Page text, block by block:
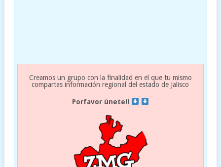
Creamos un grupo con la finalidad en el que tu mismo
compartas información regional del estado de Jalisco
Porfavor únete!!